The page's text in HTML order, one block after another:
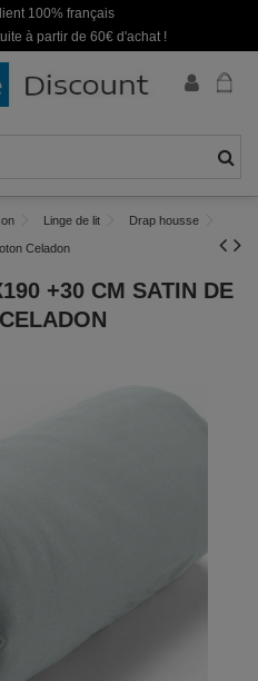
100% français
à partir de 60€ d'achat !
Linge de lit Drap housse
Celadon
+30 CM SATIN DE